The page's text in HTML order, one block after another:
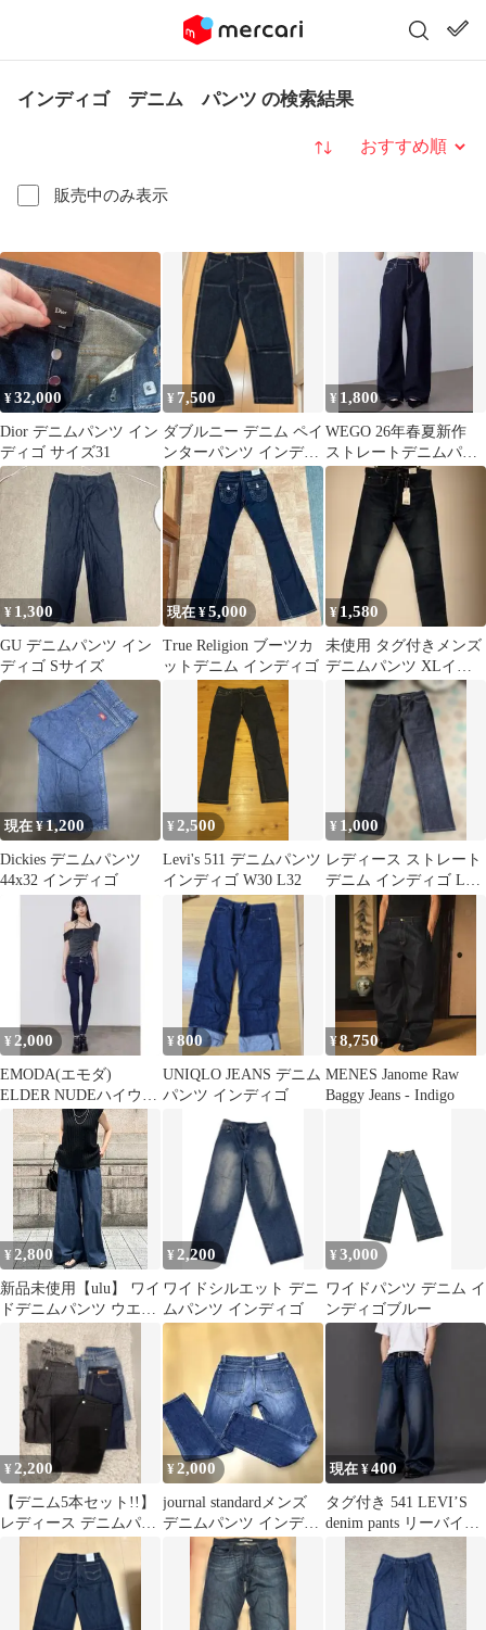
インディゴ デニム パンツ の検索結果
販売中のみ表示
並び替え
¥32,000
Dior デニムパンツ イン
ディゴ サイズ31
¥ 7,500
ダブルニー デニム ペイ
ンターパンツ インディ
ゴ
¥ 1,800
WEGO 26年春夏新作
ストレートデニムパン
ツ インディゴブル
ー XS
¥ 1,300
GU デニムパンツ イン
ディゴ Sサイズ
現在 ¥5,000
True Religion ブーツカ
ットデニム インディゴ
¥ 1,580
未使用 タグ付きメンズ
デニムパンツ XLイン
ディゴ
現在 ¥1,200
Dickies デニムパンツ
44x32 インディゴ
¥2,500
Levi's 511 デニムパンツ
インディゴ W30 L32
¥ 1,000
レディース ストレート
デニム インディゴ Lサ
¥ 2,000
EMODA(エモダ)
ELDER NUDEハイウエ
ストデニム サイズ0
¥800
UNIQLO JEANS デニム
パンツ インディゴ
¥8,750
MENES Janome Raw
Baggy Jeans - Indigo
¥2,800
新品未使用【ulu】 ワイ
ドデニムパンツ ウエス
トゴム インディゴ
¥ 2,200
ワイドシルエット デニ
ムパンツ インディゴ
¥3,000
ワイドパンツ デニム イ
ンディゴブルー
¥ 2,200
【デニム5本セット!!】
レディース デニムパン
¥2,000
journal standardメンズ
デニムパンツ インディ
ゴブルー
現在 ¥400
タグ付き 541 LEVI’S
denim pants リーバイス